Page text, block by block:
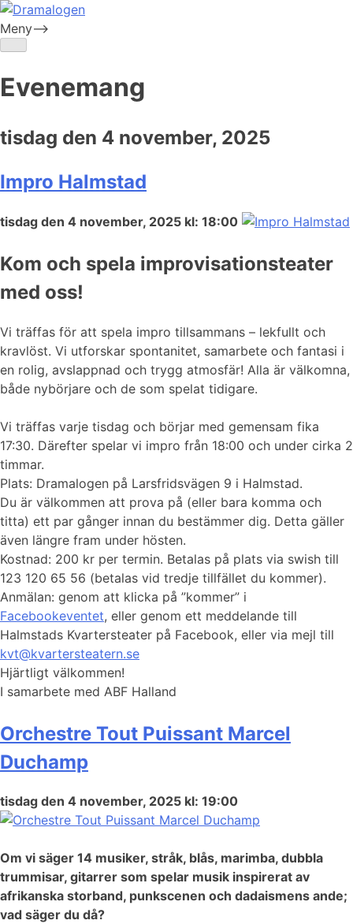
Skip
to
Dramalogen
Dialog med flera verktyg
Meny-->
Evenemang
tisdag den 4 november, 2025
Impro Halmstad
tisdag den 4 november, 2025 kl: 18:00
Kom och spela improvisationsteater
med oss!
Vi träffas för att spela impro tillsammans – lekfullt och
kravlöst. Vi utforskar spontanitet, samarbete och fantasi i
en rolig, avslappnad och trygg atmosfär! Alla är välkomna,
både nybörjare och de som spelat tidigare.
Vi träffas varje tisdag och börjar med gemensam fika
17:30. Därefter spelar vi impro från 18:00 och under cirka 2
timmar.
Plats: Dramalogen på Larsfridsvägen 9 i Halmstad.
Du är välkommen att prova på (eller bara komma och
titta) ett par gånger innan du bestämmer dig. Detta gäller
även längre fram under hösten.
Kostnad: 200 kr per termin. Betalas på plats via swish till
123 120 65 56 (betalas vid tredje tillfället du kommer).
Anmälan: genom att klicka på ”kommer” i
Facebookeventet, eller genom ett meddelande till
Halmstads Kvartersteater på Facebook, eller via mejl till
kvt@kvartersteatern.se
Hjärtligt välkommen!
I samarbete med ABF Halland
Orchestre Tout Puissant Marcel
Duchamp
tisdag den 4 november, 2025 kl: 19:00
Om vi säger 14 musiker, stråk, blås, marimba, dubbla
trummisar, gitarrer som spelar musik inspirerat av
afrikanska storband, punkscenen och dadaismens ande;
vad säger du då?